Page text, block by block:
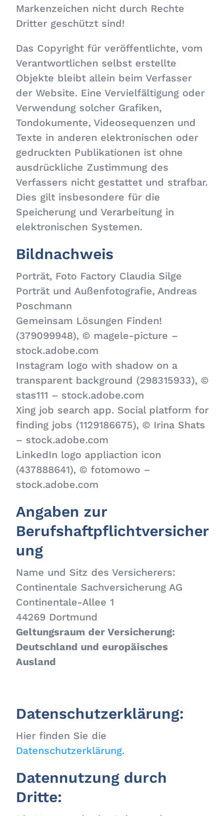
Markenzeichen nicht durch Rechte
Dritter geschützt sind!
Das Copyright für veröffentlichte, vom
Verantwortlichen selbst erstellte
Objekte bleibt allein beim Verfasser
der Website. Eine Vervielfältigung oder
Verwendung solcher Grafiken,
Tondokumente, Videosequenzen und
Texte in anderen elektronischen oder
gedruckten Publikationen ist ohne
ausdrückliche Zustimmung des
Verfassers nicht gestattet und strafbar.
Dies gilt insbesondere für die
Speicherung und Verarbeitung in
elektronischen Systemen.
Bildnachweis
Porträt, Foto Factory Claudia Silge
Porträt und Außenfotografie, Andreas
Poschmann
Gemeinsam Lösungen Finden!
(379099948), © magele-picture –
stock.adobe.com
Instagram logo with shadow on a
transparent background (298315933), ©
stas111 – stock.adobe.com
Xing job search app. Social platform for
finding jobs (1129186675), © Irina Shats
– stock.adobe.com
LinkedIn logo appliaction icon
(437888641), © fotomowo –
stock.adobe.com
Angaben zur
Berufshaftpflichtversicher
ung
Name und Sitz des Versicherers:
Continentale Sachversicherung AG
Continentale-Allee 1
44269 Dortmund
Geltungsraum der Versicherung:
Deutschland und europäisches
Ausland
Datenschutzerklärung:
Hier finden Sie die
Datenschutzerklärung.
Datennutzung durch
Dritte: